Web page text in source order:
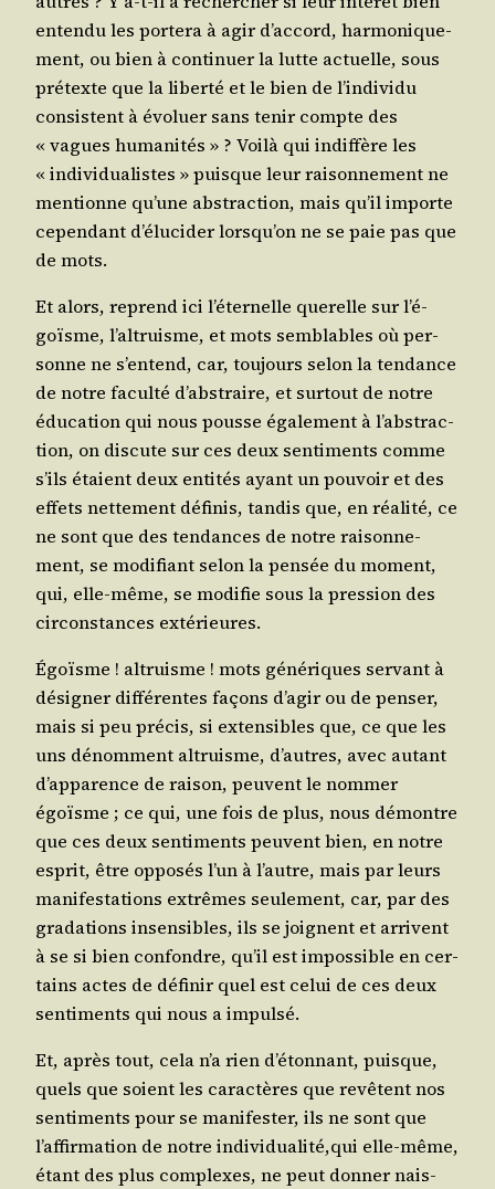
enten­du les por­te­ra à agir d’ac­cord, har­mo­ni­que­
ment, ou bien à conti­nuer la lutte actuelle, sous
pré­texte que la liber­té et le bien de l’in­di­vi­du
consistent à évo­luer sans tenir compte des
« vagues huma­ni­tés » ? Voi­là qui indif­fère les
« indi­vi­dua­listes » puisque leur rai­son­ne­ment ne
men­tionne qu’une abs­trac­tion, mais qu’il importe
cepen­dant d’é­lu­ci­der lors­qu’on ne se paie pas que
de mots.
Et alors, reprend ici l’é­ter­nelle que­relle sur l’é­
goïsme, l’al­truisme, et mots sem­blables où per­
sonne ne s’en­tend, car, tou­jours selon la ten­dance
de notre facul­té d’abs­traire, et sur­tout de notre
édu­ca­tion qui nous pousse éga­le­ment à l’abs­trac­
tion, on dis­cute sur ces deux sen­ti­ments comme
s’ils étaient deux enti­tés ayant un pou­voir et des
effets net­te­ment défi­nis, tan­dis que, en réa­li­té, ce
ne sont que des ten­dances de notre rai­son­ne­
ment, se modi­fiant selon la pen­sée du moment,
qui, elle-même, se modi­fie sous la pres­sion des
cir­cons­tances extérieures.
Égoïsme ! altruisme ! mots géné­riques ser­vant à
dési­gner dif­fé­rentes façons d’a­gir ou de pen­ser,
mais si peu pré­cis, si exten­sibles que, ce que les
uns dénomment altruisme, d’autres, avec autant
d’ap­pa­rence de rai­son, peuvent le nom­mer
égoïsme ; ce qui, une fois de plus, nous démontre
que ces deux sen­ti­ments peuvent bien, en notre
esprit, être oppo­sés l’un à l’autre, mais par leurs
mani­fes­ta­tions extrêmes seule­ment, car, par des
gra­da­tions insen­sibles, ils se joignent et arrivent
à se si bien confondre, qu’il est impos­sible en cer­
tains actes de défi­nir quel est celui de ces deux
sen­ti­ments qui nous a impulsé.
Et, après tout, cela n’a rien d’é­ton­nant, puisque,
quels que soient les carac­tères que revêtent nos
sen­ti­ments pour se mani­fes­ter, ils ne sont que
l’af­fir­ma­tion de notre individualité,qui elle-même,
étant des plus com­plexes, ne peut don­ner nais­